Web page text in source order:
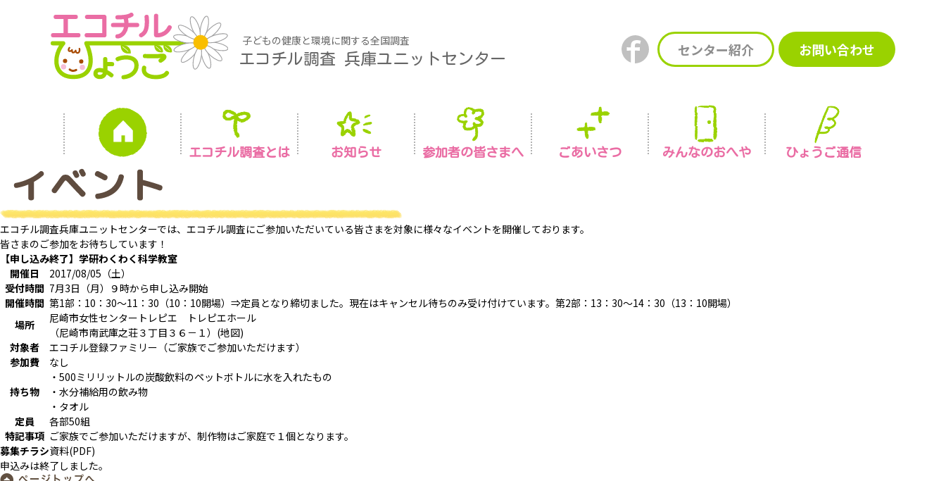
子どもの健康と環境に関する全国調査
エコチル調査 兵庫ユニットセンター
センター紹介 お問い合わせ
エコチル調査とは お知らせ 参加者の皆さまへ ごあいさつ みんなのおへや ひょうご通信
エコチル調査兵庫ユニットセンターでは、エコチル調査にご参加いただいている皆さまを対象に様々なイベントを開催しております。
皆さまのご参加をお待ちしています！
【申し込み終了】学研わくわく科学教室
開催日
2017/08/05（土）
受付時間 7月3日（月）９時から申し込み開始
開催時間 第1部：10：30～11：30（10：10開場）⇒定員となり締切ました。現在はキャンセル待ちのみ受け付けています。第2部：13：30～14：30（13：10開場）
場所
尼崎市女性センタートレピエ トレピエホール
（尼崎市南武庫之荘３丁目３６－１）(地図)
対象者
エコチル登録ファミリー（ご家族でご参加いただけます）
参加費
なし
持ち物
・500ミリリットルの炭酸飲料のペットボトルに水を入れたもの
・水分補給用の飲み物
・タオル
定員
各部50組
特記事項 ご家族でご参加いただけますが、制作物はご家庭で１個となります。
募集チラシ資料(PDF)
申込みは終了しました。